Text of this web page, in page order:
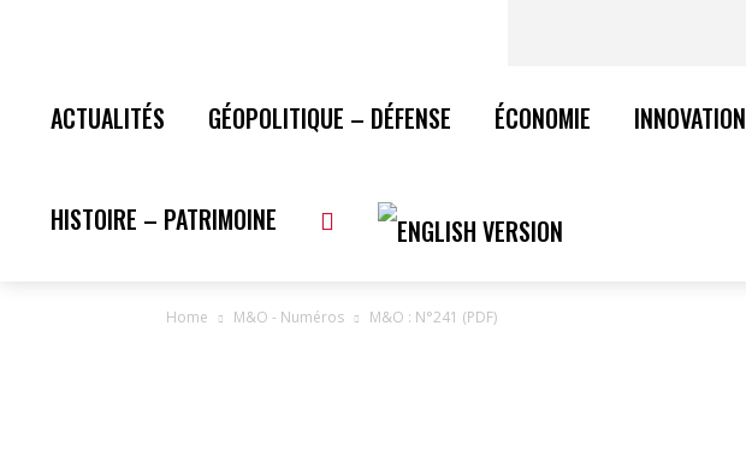
ACTUALITÉS GÉOPOLITIQUE – DÉFENSE ÉCONOMIE INNOVATION
HISTOIRE – PATRIMOINE
Home M&O - Numéros M&O : N°241 (PDF)